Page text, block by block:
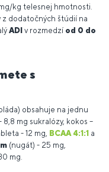
kg telesnej hmotnosti.
z dodatočných štúdií na
ADI v rozmedzí od 0 do
s
obsahuje na jednu
mg sukralózy, kokos –
- 12 mg, BCAA 4:1:1 a
(nugát) - 25 mg,
mg.